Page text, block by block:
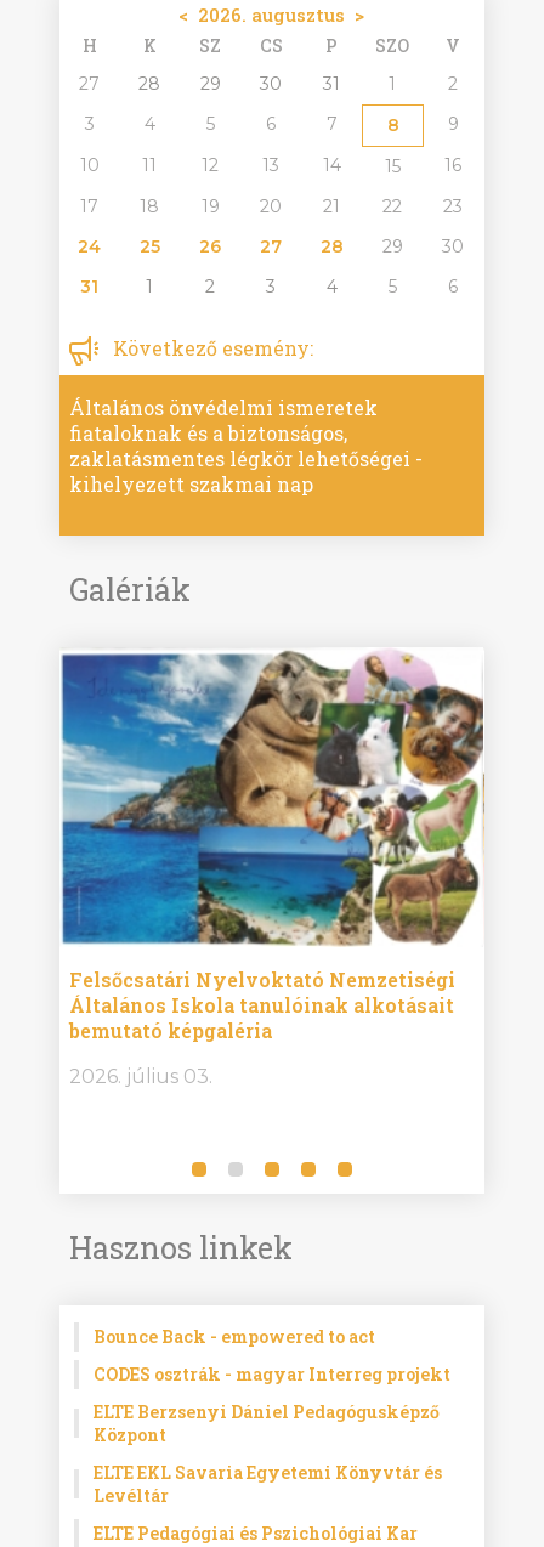
< 2026. augusztus >
H K SZ CS P SZO V
27 28 29 30 31 1
2
3
4 5 6 7 8
9
10
11 12 13 14 15
16
17
18 19 20 21 22
23
24
25 26 27 28 29
30
31
1 2 3 4 5 6
Következő esemény:
Általános önvédelmi ismeretek
fiataloknak és a biztonságos,
zaklatásmentes légkör lehetőségei -
kihelyezett szakmai nap
Galériák
Felsőcsatári Nyelvoktató Nemzetiségi
Általános Iskola tanulóinak alkotásait
bemutató képgaléria
2026. július 03.
Hasznos linkek
Bounce Back - empowered to act
CODES osztrák - magyar Interreg projekt
ELTE Berzsenyi Dániel Pedagógusképző
Központ
ELTE EKL Savaria Egyetemi Könyvtár és
Levéltár
ELTE Pedagógiai és Pszichológiai Kar